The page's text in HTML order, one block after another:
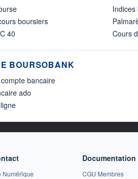
boursiers
40
Cours
BOURSOBANK
bancaire
ado
Numérique CGU Membres